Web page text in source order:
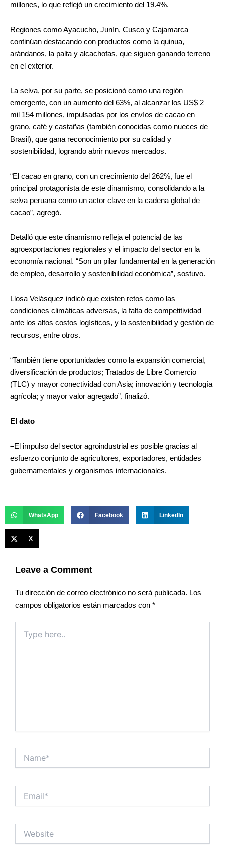
millones, lo que reflejó un crecimiento del 19.4%.
Regiones como Ayacucho, Junín, Cusco y Cajamarca
continúan destacando con productos como la quinua,
arándanos, la palta y alcachofas, que siguen ganando terreno
en el exterior.
La selva, por su parte, se posicionó como una región
emergente, con un aumento del 63%, al alcanzar los US$ 2
mil 154 millones, impulsadas por los envíos de cacao en
grano, café y castañas (también conocidas como nueces de
Brasil), que gana reconocimiento por su calidad y
sostenibilidad, logrando abrir nuevos mercados.
“El cacao en grano, con un crecimiento del 262%, fue el
principal protagonista de este dinamismo, consolidando a la
selva peruana como un actor clave en la cadena global de
cacao”, agregó.
Detalló que este dinamismo refleja el potencial de las
agroexportaciones regionales y el impacto del sector en la
economía nacional. “Son un pilar fundamental en la generación
de empleo, desarrollo y sostenibilidad económica”, sostuvo.
Llosa Velásquez indicó que existen retos como las
condiciones climáticas adversas, la falta de competitividad
ante los altos costos logísticos, y la sostenibilidad y gestión de
recursos, entre otros.
“También tiene oportunidades como la expansión comercial,
diversificación de productos; Tratados de Libre Comercio
(TLC) y mayor conectividad con Asia; innovación y tecnología
agrícola; y mayor valor agregado”, finalizó.
El dato
–El impulso del sector agroindustrial es posible gracias al
esfuerzo conjunto de agricultores, exportadores, entidades
gubernamentales y organismos internacionales.
WhatsApp Facebook LinkedIn
X
Leave a Comment
Tu dirección de correo electrónico no será publicada. Los
campos obligatorios están marcados con *
here..